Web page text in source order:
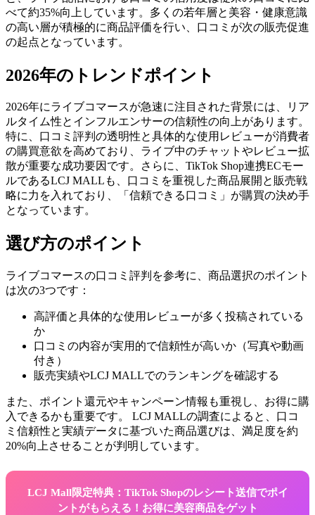
べて約35%向上しています。多くの若年層と美容・健康意識
の高い層が積極的に商品評価を行い、口コミが次の販売促進
の起点となっています。
2026年のトレンドポイント
2026年にライブコマースが急速に注目された背景には、リア
ルタイム性とインフルエンサーの信頼性の向上があります。
特に、口コミ評判の透明性と具体的な使用レビューが消費者
の購買意欲を高めており、ライブ中のチャットやレビュー拡
散が重要な成功要因です。さらに、TikTok Shop連携ECモー
ルであるLCJ MALLも、口コミを重視した商品展開と販売戦
略に力を入れており、「信頼できる口コミ」が購買の決め手
となっています。
選び方のポイント
ライブコマースの口コミ評判を参考に、商品選択のポイント
は次の3つです：
高評価と具体的な使用レビューが多く投稿されている
か
口コミの内容が実用的で信頼性が高いか（写真や動画
付き）
販売実績やLCJ MALLでのランキングを確認する
また、ポイント還元やキャンペーン情報も重視し、お得に購
入できるかも重要です。 LCJ MALLの調査によると、口コ
ミ信頼性と実績データに基づいた商品選びは、満足度を約
20%向上させることが判明しています。
LCJ Mall限定特典：TikTok Shopのレシート送信でポイ
ントがもらえる！お得に美容商品をゲット